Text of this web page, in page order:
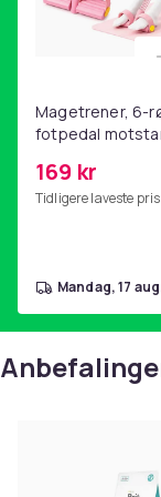
Magetrener, 6-
fotpedal
yoga og
169 kr
Tidligere laveste pris:
mandag, 17